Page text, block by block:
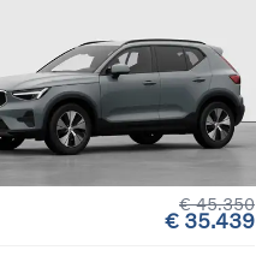
€ 45.350
€ 35.439